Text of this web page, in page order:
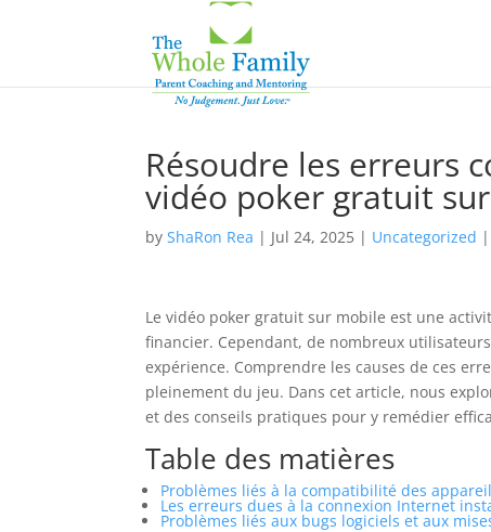
Résoudre les erreurs
vidéo poker gratuit
byShaRon Rea | Jul 24, 2025 | Uncategorized
Le vidéo poker gratuit sur mobile est une
financier. Cependant, de nombreux
expérience. Comprendre les causes de ces
pleinement du jeu. Dans cet article, nous
et des conseils pratiques pour y remédier
Table des matières
Problèmes liés à la compatibilité des
Les erreurs dues à la connexion Internet
Problèmes liés aux bugs logiciels et aux